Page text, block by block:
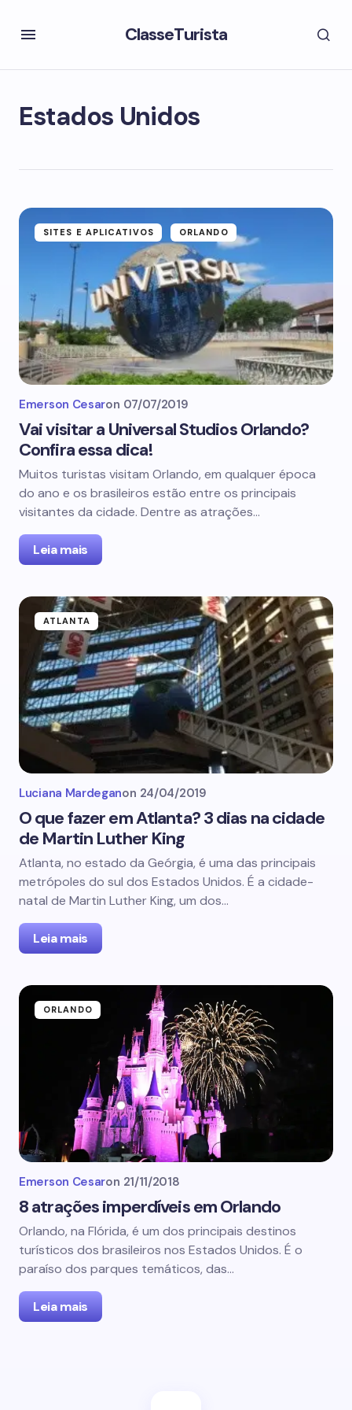
ClasseTurista
Estados Unidos
SITES E APLICATIVOS ORLANDO
Emerson Cesaron 07/07/2019
Vai visitar a Universal Studios Orlando?
Confira essa dica!
Muitos turistas visitam Orlando, em qualquer época
do ano e os brasileiros estão entre os principais
visitantes da cidade. Dentre as atrações…
Leia mais
ATLANTA
Luciana Mardeganon 24/04/2019
O que fazer em Atlanta? 3 dias na cidade
de Martin Luther King
Atlanta, no estado da Geórgia, é uma das principais
metrópoles do sul dos Estados Unidos. É a cidade-
natal de Martin Luther King, um dos…
Leia mais
ORLANDO
Emerson Cesaron 21/11/2018
8 atrações imperdíveis em Orlando
Orlando, na Flórida, é um dos principais destinos
turísticos dos brasileiros nos Estados Unidos. É o
paraíso dos parques temáticos, das…
Leia mais